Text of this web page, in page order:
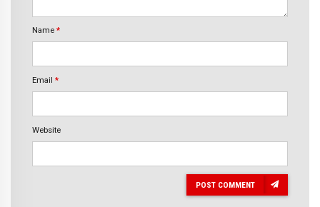
Name *
Email *
Website
POST COMMENT